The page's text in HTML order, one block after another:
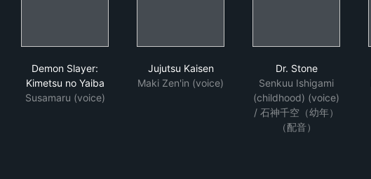
Demon Slayer:
Kimetsu no Yaiba
Susamaru (voice)
Jujutsu Kaisen
Maki Zen'in (voice)
Dr. Stone
Senkuu Ishigami
(childhood) (voice)
/ 石神千空（幼年）
（配音）